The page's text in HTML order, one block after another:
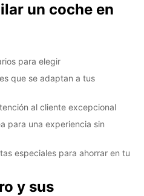
un coche en
para elegir
que se adaptan a tus
al cliente excepcional
para una experiencia sin
especiales para ahorrar en tu
y sus